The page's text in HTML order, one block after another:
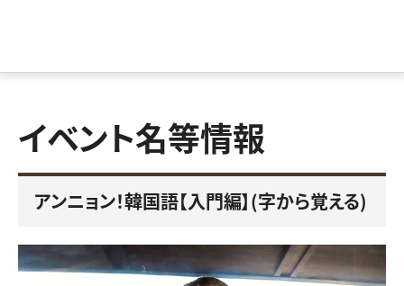
イベント名等情報
アンニョン！韓国語【入門編】(字から覚える)